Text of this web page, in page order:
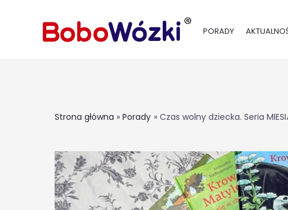
PORADY
Strona główna Porady Czas wolny dziecka. Seria